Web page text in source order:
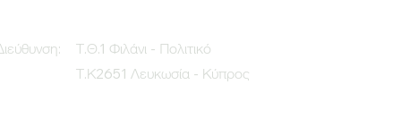
Τ.Θ.1 Φιλάνι - Πολιτικό
Τ.Κ2651 Λευκωσία - Κύπρος